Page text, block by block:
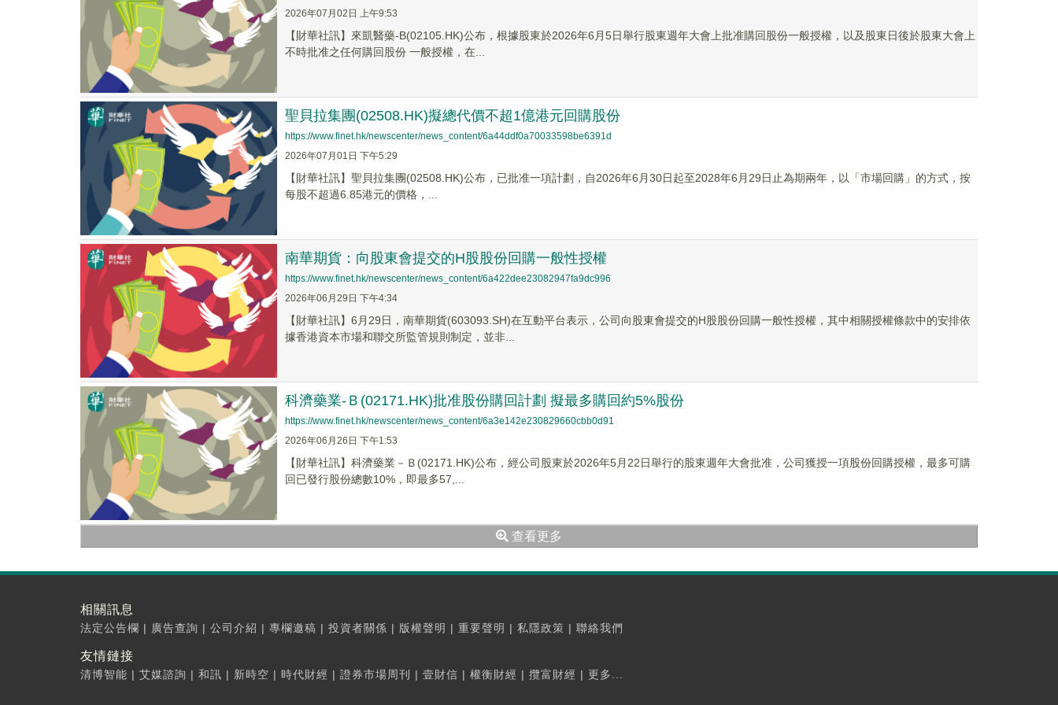
2026年07月02日 上午9:53
【財華社訊】來凱醫藥-B(02105.HK)公布，根據股東於2026年6月5日舉行股東週年大會上批准購回股份一般授權，以及股東日後於股東大會上
不時批准之任何購回股份 一般授權，在...
聖貝拉集團(02508.HK)擬總代價不超1億港元回購股份
https://www.finet.hk/newscenter/news_content/6a44ddf0a70033598be6391d
2026年07月01日 下午5:29
​【財華社訊】聖貝拉集團(02508.HK)公布，已批准一項計劃，自2026年6月30日起至2028年6月29日止為期兩年，以「市場回購」的方式，按
每股不超過6.85港元的價格，...
南華期貨：向股東會提交的H股股份回購一般性授權
https://www.finet.hk/newscenter/news_content/6a422dee23082947fa9dc996
2026年06月29日 下午4:34
【財華社訊】6月29日，南華期貨(603093.SH)在互動平台表示，公司向股東會提交的H股股份回購一般性授權，其中相關授權條款中的安排依
據香港資本市場和聯交所監管規則制定，並非...
科濟藥業-Ｂ(02171.HK)批准股份購回計劃 擬最多購回約5%股份
https://www.finet.hk/newscenter/news_content/6a3e142e230829660cbb0d91
2026年06月26日 下午1:53
​【財華社訊】科濟藥業－Ｂ(02171.HK)公布，經公司股東於2026年5月22日舉行的股東週年大會批准，公司獲授一項股份回購授權，最多可購
回已發行股份總數10%，即最多57,...
查看更多
相關訊息
法定公告欄 | 廣告查詢 | 公司介紹 | 專欄邀稿 | 投資者關係 | 版權聲明 | 重要聲明 | 私隱政策 | 聯絡我們
友情鏈接
清博智能 | 艾媒諮詢 | 和訊 | 新時空 | 時代財經 | 證券市場周刊 | 壹財信 | 權衡財經 | 攬富財經 | 更多...